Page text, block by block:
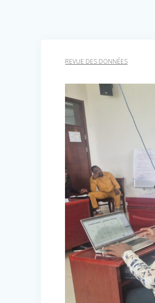
REVUE DES DONNÉES